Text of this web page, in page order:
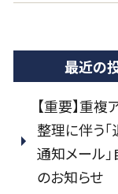
最近の
【重要】重複
整理に伴う
通知メール
のお知らせ